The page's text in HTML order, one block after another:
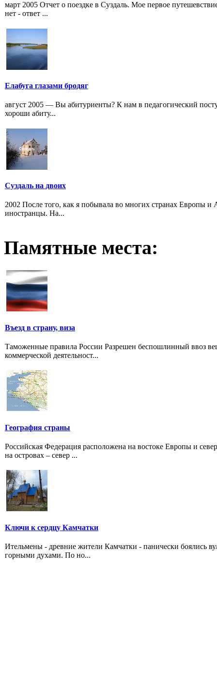
март 2005 Отчет о поездке в Суздаль. Мое первое
нет - ответ ...
Елабуга глазами бродяг
август 2005 — Вы абитуриенты? К нам в педагогический
хороши абиту...
Суздаль на двоих
2002 После того, как я побывала во многих странах Европы
иностранцы. На...
Памятные места:
Въезд в страну, виза
Таможенные правила России Разрешен беспошлинный ввоз
коммерческой деятельност...
География страны
Российская Федерация расположена на востоке Европы и
на островах – север ...
Ключи к сердцу Камчатки
Ительмены - древние жители Камчатки - панически боялись
горными духами. По но...